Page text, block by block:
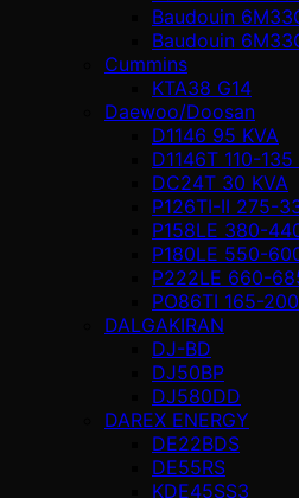
Baudouin
Baudouin
Cummins
KTA38 G14
Daewoo/Doosan
D1146 95 KVA
D1146T 110-135
DC24T 30 KVA
P126TI-II 275-
P158LE 380-
P180LE 550-
P222LE 660-
PO86TI 165-
DALGAKIRAN
DJ-BD
DJ50BP
DJ580DD
DAREX ENERGY
DE22BDS
DE55RS
KDE45SS3